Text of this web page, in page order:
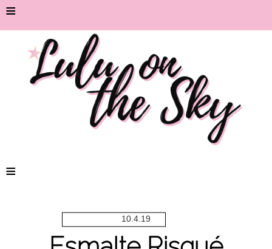
≡
≡
10.4.19